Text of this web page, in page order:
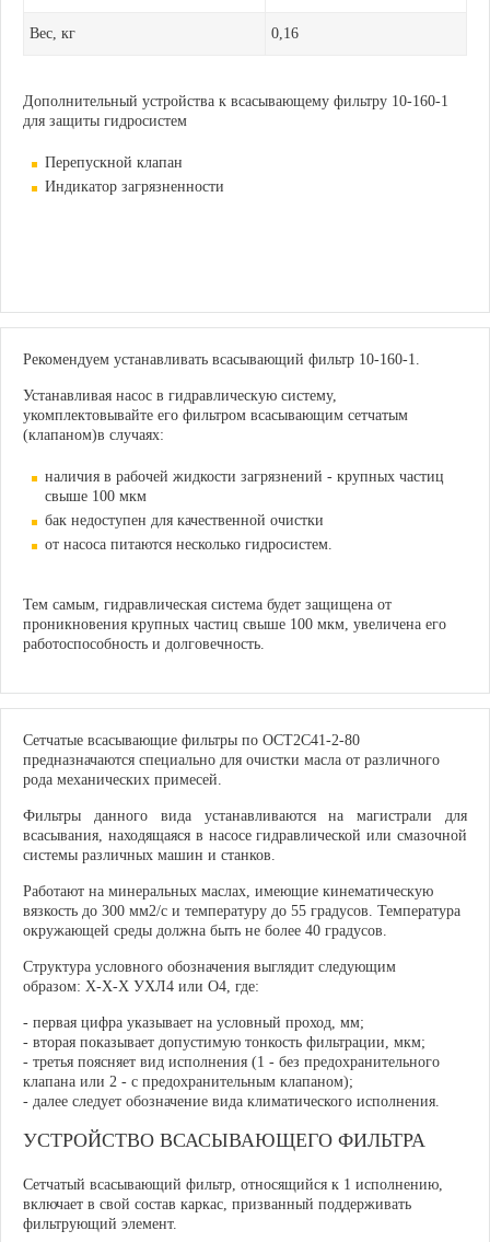
Вес, кг 0,16
Дополнительный устройства к всасывающему фильтру 10-160-1
для защиты гидросистем
Перепускной клапан
Индикатор загрязненности
Рекомендуем устанавливать всасывающий фильтр 10-160-1.
Устанавливая насос в гидравлическую систему,
укомплектовывайте его фильтром всасывающим сетчатым
(клапаном)в случаях:
наличия в рабочей жидкости загрязнений - крупных частиц
свыше 100 мкм
бак недоступен для качественной очистки
от насоса питаются несколько гидросистем.
Тем самым, гидравлическая система будет защищена от
проникновения крупных частиц свыше 100 мкм, увеличена его
работоспособность и долговечность.
Сетчатые всасывающие фильтры по ОСТ2С41-2-80
предназначаются специально для очистки масла от различного
рода механических примесей.
Фильтры данного вида устанавливаются на магистрали для
всасывания, находящаяся в насосе гидравлической или смазочной
системы различных машин и станков.
Работают на минеральных маслах, имеющие кинематическую
вязкость до 300 мм2/с и температуру до 55 градусов. Температура
окружающей среды должна быть не более 40 градусов.
Структура условного обозначения выглядит следующим
образом: Х-Х-Х УХЛ4 или О4, где:
- первая цифра указывает на условный проход, мм;
- вторая показывает допустимую тонкость фильтрации, мкм;
- третья поясняет вид исполнения (1 - без предохранительного
клапана или 2 - с предохранительным клапаном);
- далее следует обозначение вида климатического исполнения.
УСТРОЙСТВО ВСАСЫВАЮЩЕГО ФИЛЬТРА
Сетчатый всасывающий фильтр, относящийся к 1 исполнению,
включает в свой состав каркас, призванный поддерживать
фильтрующий элемент.